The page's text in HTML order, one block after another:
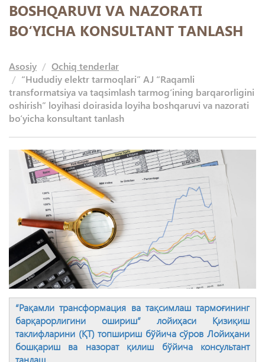
BOSHQARUVI VA NAZORATI
BO‘YICHA KONSULTANT TANLASH
Asosiy
Ochiq tenderlar
“Hududiy elektr tarmoqlari” AJ “Raqamli
transformatsiya va taqsimlash tarmog‘ining barqarorligini
oshirish” loyihasi doirasida loyiha boshqaruvi va nazorati
bo‘yicha konsultant tanlash
“Рақамли трансформация ва тақсимлаш тармоғининг
барқарорлигини ошириш” лойиҳаси Қизиқиш
таклифларини (ҚТ) топшириш бўйича сўров Лойиҳани
бошқариш ва назорат қилиш бўйича консультант
танлаш